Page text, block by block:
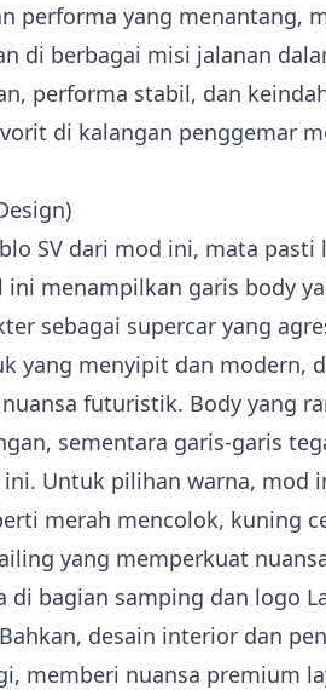
performa yang menantang,
di berbagai misi jalanan
performa stabil, dan
di kalangan penggemar
SV dari mod ini, mata pasti
menampilkan garis body
sebagai supercar yang
yang menyipit dan modern,
futuristik. Body yang
sementara garis-garis
Untuk pilihan warna, mod
merah mencolok, kuning
yang memperkuat
di bagian samping dan logo
desain interior dan
memberi nuansa premium